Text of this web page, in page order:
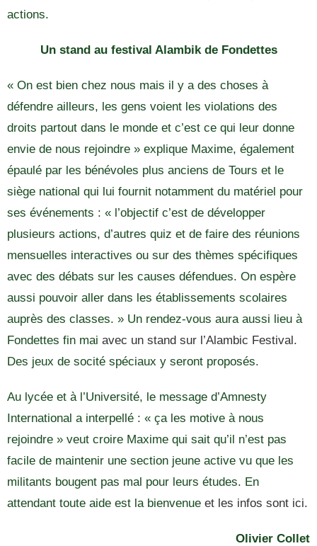
actions.
Un stand au festival Alambik de Fondettes
« On est bien chez nous mais il y a des choses à
défendre ailleurs, les gens voient les violations des
droits partout dans le monde et c’est ce qui leur donne
envie de nous rejoindre » explique Maxime, également
épaulé par les bénévoles plus anciens de Tours et le
siège national qui lui fournit notamment du matériel pour
ses événements : « l’objectif c’est de développer
plusieurs actions, d’autres quiz et de faire des réunions
mensuelles interactives ou sur des thèmes spécifiques
avec des débats sur les causes défendues. On espère
aussi pouvoir aller dans les établissements scolaires
auprès des classes. » Un rendez-vous aura aussi lieu à
Fondettes fin mai avec un stand sur l’Alambic Festival.
Des jeux de socité spéciaux y seront proposés.
Au lycée et à l’Université, le message d’Amnesty
International a interpellé : « ça les motive à nous
rejoindre » veut croire Maxime qui sait qu’il n’est pas
facile de maintenir une section jeune active vu que les
militants bougent pas mal pour leurs études. En
attendant toute aide est la bienvenue et les infos sont ici.
Olivier Collet